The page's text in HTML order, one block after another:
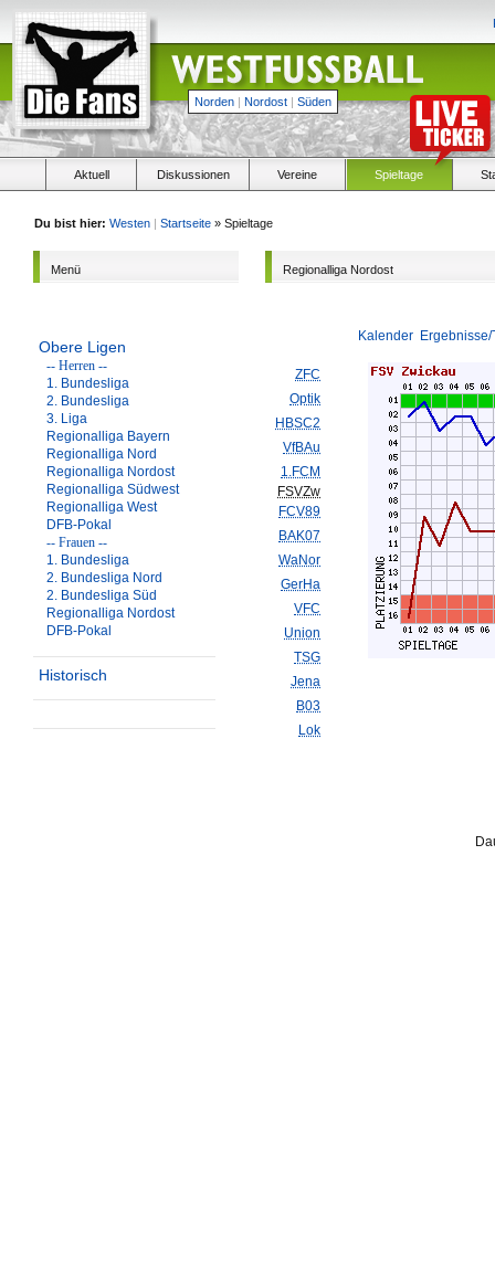
Norden | Nordost | Süden
Aktuell Diskussionen Vereine Spieltage
Du bist hier: Westen | Startseite » Spieltage
Menü
Obere Ligen
-- Herren --
1. Bundesliga
2. Bundesliga
3. Liga
Regionalliga Bayern
Regionalliga Nord
Regionalliga Nordost
Regionalliga Südwest
Regionalliga West
DFB-Pokal
-- Frauen --
1. Bundesliga
2. Bundesliga Nord
2. Bundesliga Süd
Regionalliga Nordost
DFB-Pokal
Historisch
Regionalliga Nordost
Kalender
ZFC
Optik
HBSC2
VfBAu
1.FCM
FSVZw
FCV89
BAK07
WaNor
GerHa
VFC
Union
TSG
Jena
B03
Lok